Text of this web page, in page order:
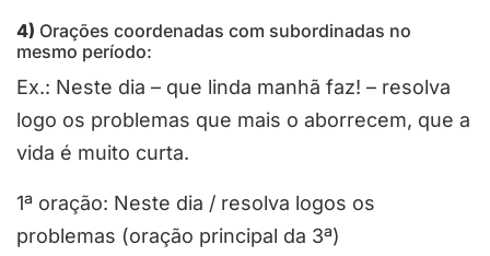
4) Orações coordenadas com subordinadas no
mesmo período:
Ex.: Neste dia – que linda manhã faz! – resolva
logo os problemas que mais o aborrecem, que a
vida é muito curta.
1ª oração: Neste dia / resolva logos os
problemas (oração principal da 3ª)